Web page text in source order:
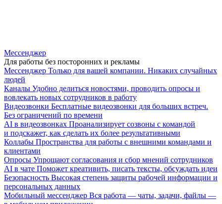
Мессенджер
Для работы без посторонних и рекламы
Мессенджер Только для вашей компании. Никаких случайных
людей
Каналы Удобно делиться новостями, проводить опросы и
вовлекать новых сотрудников в работу
Видеозвонки Бесплатные видеозвонки для больших встреч.
Без ограничений по времени
AI в видеозвонках Проанализирует созвоны с командой
и подскажет, как сделать их более результативными
Коллабы Пространства для работы с внешними командами и
клиентами
Опросы Упрощают согласования и сбор мнений сотрудников
AI в чате Поможет креативить, писать тексты, обсуждать идеи
Безопасность Высокая степень защиты рабочей информации и
персональных данных
Мобильный мессенджер Вся работа — чаты, задачи, файлы —